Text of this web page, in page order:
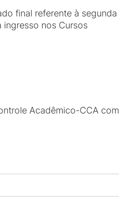
final referente à segunda
ingresso nos Cursos
Acadêmico-CCA com